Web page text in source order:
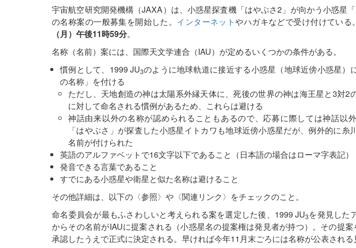
宇宙航空研究開発機構（JAXA）は、小惑星探査機「はやぶさ2」が向かう小惑星
の名称案の一般募集を開始した。 インターネットやハガキなどで受け付けている
（月）午後11時59分。
名称（名前）案には、国際天文学連合（IAU）が定めるいくつかの条件がある。
慣例として、1999 JU3のように地球軌道に接近する小惑星（地球近傍小惑星）
の名称」を付ける
ただし、天地創造の神は太陽系外縁天体に、死後の世界の神は海王星と3対2
に対して命名される慣例があるため、これらは避ける
神話由来以外の名称が認められることもあるので、応募に際しては神話以外
「はやぶさ」が探査した小惑星イトカワも地球近傍小惑星だが、例外的に糸
名前が付けられた
英語のアルファベットで16文字以下であること（日本語の場合はローマ字表記）
発音できる言葉であること
すでにある小惑星や衛星と似た名称は避けること
その他詳細は、以下の〈参照〉や〈関連リンク〉をチェックのこと。
命名委員会が最もふさわしいと考えられる案を選定した後、1999 JU3を発見した
からその名前がIAUに提案される（小惑星名の提案権は発見者が持つ）。その提案
承認したうえで正式に決定される。早ければ今年11月末ごろには名称が公表される